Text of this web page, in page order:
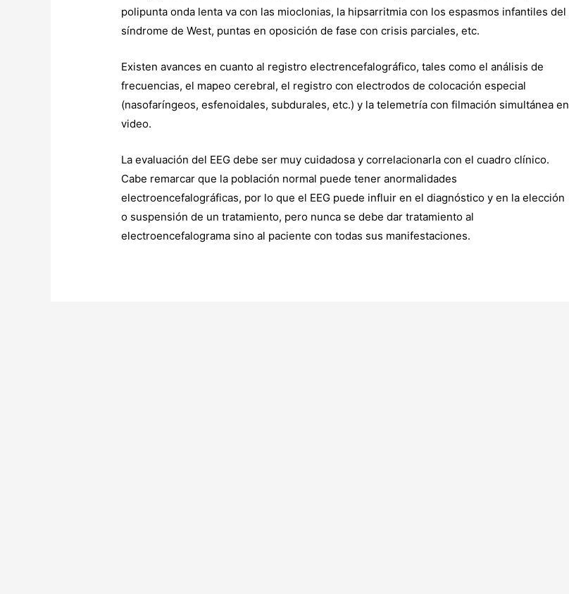
polipunta onda lenta va con las mioclonias, la hipsarritmia con los espasmos infantiles del
síndrome de West, puntas en oposición de fase con crisis parciales, etc.
Existen avances en cuanto al registro electrencefalográfico, tales como el análisis de
frecuencias, el mapeo cerebral, el registro con electrodos de colocación especial
(nasofaríngeos, esfenoidales, subdurales, etc.) y la telemetría con filmación simultánea en
video.
La evaluación del EEG debe ser muy cuidadosa y correlacionarla con el cuadro clínico.
Cabe remarcar que la población normal puede tener anormalidades
electroencefalográficas, por lo que el EEG puede influir en el diagnóstico y en la elección
o suspensión de un tratamiento, pero nunca se debe dar tratamiento al
electroencefalograma sino al paciente con todas sus manifestaciones.